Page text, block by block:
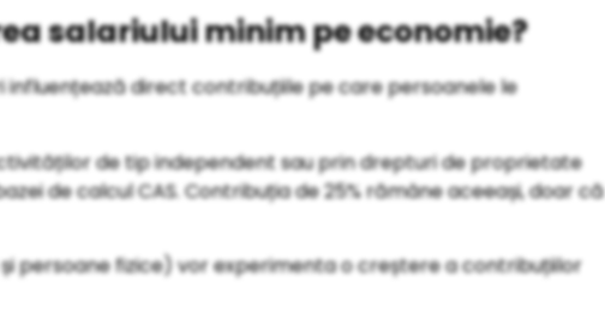
salariului minim pe economie?
direct contribuțiile pe care persoanele le
de tip independent sau prin drepturi de proprietate
de calcul CAS. Contribuția de 25% rămâne aceeași, doar că
persoane fizice) vor experimenta o creștere a contribuțiilor